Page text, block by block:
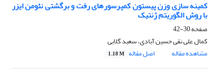
کمینه سازی وزن پیستون کمپرسورهای رفت و برگشتی نئومن ایزر
با روش الگوریتم ژنتیک
صفحه30-42
کمال علی نقی حسین آبادی، سعید گلابی
مشاهده مقاله
اصل مقاله 1.18 M